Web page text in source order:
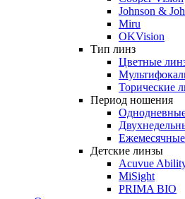
Johnson &
Miru
OKVision
Тип линз
Цветные
Торические
Период ношения
Детские линзы
Acuvue
MiSight
PRIMA BIO